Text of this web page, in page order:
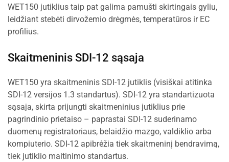
WET150 jutiklius taip pat galima pamušti skirtingais gyliu,
leidžiant stebėti dirvožemio drėgmės, temperatūros ir EC
profilius.
Skaitmeninis SDI-12 sąsaja
WET150 yra skaitmeninis SDI-12 jutiklis (visiškai atitinka
SDI-12 versijos 1.3 standartus). SDI-12 yra standartizuota
sąsaja, skirta prijungti skaitmeninius jutiklius prie
pagrindinio prietaiso – paprastai SDI-12 suderinamo
duomenų registratoriaus, belaidžio mazgo, valdiklio arba
kompiuterio. SDI-12 apibrėžia tiek skaitmeninį bendravimą,
tiek jutiklio maitinimo standartus.